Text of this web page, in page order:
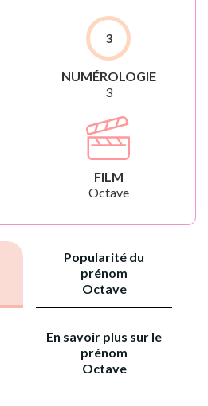
3
NUMÉROLOGIE
3
FILM
Octave
Popularité du
prénom
Octave
En savoir plus sur le
prénom
Octave